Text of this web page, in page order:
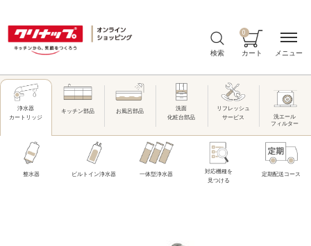
検索 カート
0
浄水器
カートリッジ
キッチン部品 お風呂部品
洗面
化粧台部品
リフレッシュ
サービス
洗エール
フィルター
整水器 ビルトイン浄水器 一体型浄水器
対応機種を
見つける
定期配送コース
メニュー